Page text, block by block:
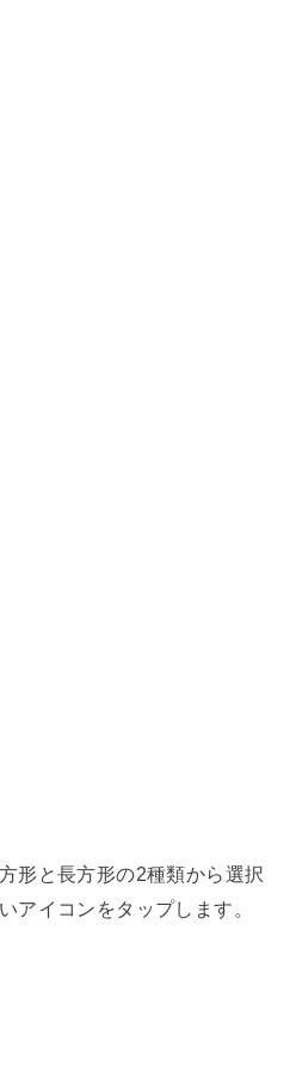
形と長方形の2種類から選択
アイコンをタップします。